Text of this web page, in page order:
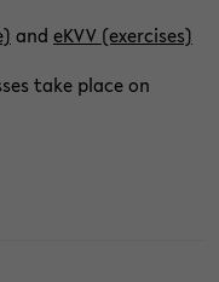
and eKVV (ex­er­ci­s­es)
take place on